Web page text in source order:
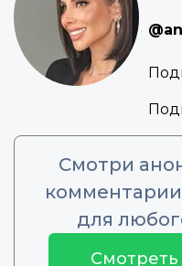
Смотри
для